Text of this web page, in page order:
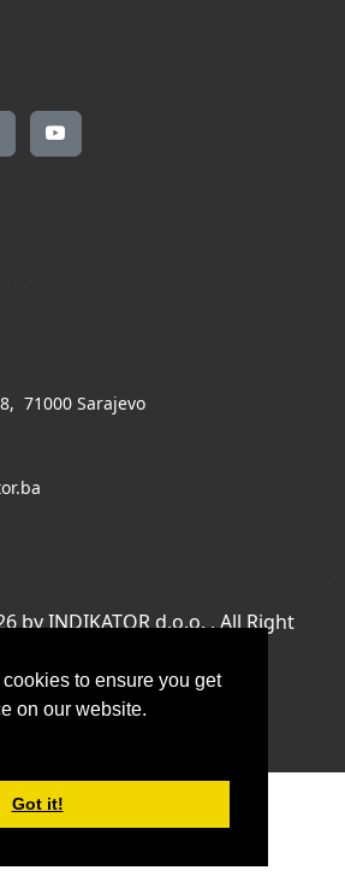
to ensure you get
on our website.
Got it!
71000 Sarajevo
by INDIKATOR d.o.o., All Right
Use|Privacy Statement
by THYME SYSTEMS doo